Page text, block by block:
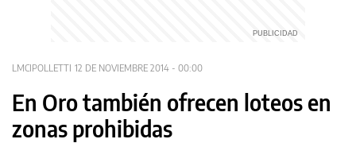
LMCIPOLLETTI 12 DE NOVIEMBRE 2014 - 00:00
En Oro también ofrecen loteos en
zonas prohibidas